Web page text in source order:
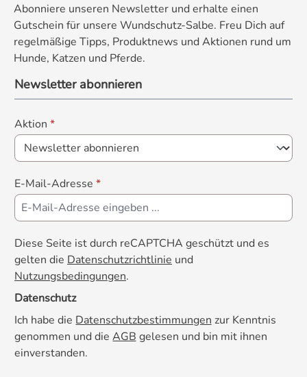
Abonniere unseren Newsletter und erhalte einen
Gutschein für unsere Wundschutz-Salbe. Freu Dich auf
regelmäßige Tipps, Produktnews und Aktionen rund um
Hunde, Katzen und Pferde.
Newsletter abonnieren
Aktion *
E-Mail-Adresse *
Diese Seite ist durch reCAPTCHA geschützt und es
gelten die Datenschutzrichtlinie und
Nutzungsbedingungen.
Datenschutz
Ich habe die Datenschutzbestimmungen zur Kenntnis
genommen und die AGB gelesen und bin mit ihnen
einverstanden.